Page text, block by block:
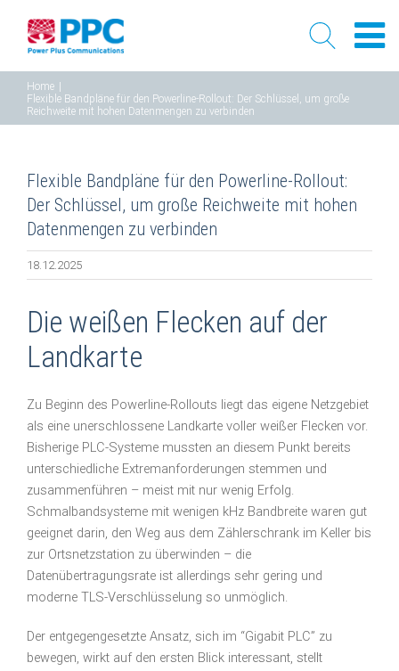
content
Home
Flexible Bandpläne für den Powerline-Rollout: Der Schlüssel, um große
Reichweite mit hohen Datenmengen zu verbinden
Flexible Bandpläne für den Powerline-Rollout:
Der Schlüssel, um große Reichweite mit hohen
Datenmengen zu verbinden
18.12.2025
Die weißen Flecken auf der
Landkarte
Zu Beginn des Powerline-Rollouts liegt das eigene Netzgebiet
als eine unerschlossene Landkarte voller weißer Flecken vor.
Bisherige PLC-Systeme mussten an diesem Punkt bereits
unterschiedliche Extremanforderungen stemmen und
zusammenführen – meist mit nur wenig Erfolg.
Schmalbandsysteme mit wenigen kHz Bandbreite waren gut
geeignet darin, den Weg aus dem Zählerschrank im Keller bis
zur Ortsnetzstation zu überwinden – die
Datenübertragungsrate ist allerdings sehr gering und
moderne TLS-Verschlüsselung so unmöglich.
Der entgegengesetzte Ansatz, sich im “Gigabit PLC” zu
bewegen, wirkt auf den ersten Blick interessant, stellt